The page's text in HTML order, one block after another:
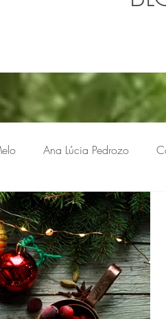
Ana Lúcia Pedrozo
Gina M.S. Soomerfeld
Hilgenberg Silvia Maria Ribeiro